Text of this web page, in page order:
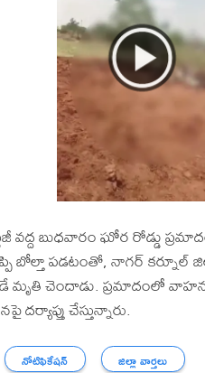
వద్ద బుధవారం ఘోర రోడ్డు
బోల్తా పడటంతో, నాగర్ కర్నూల్
మృతి చెందాడు. ప్రమాదంలో
చేస్తున్నారు.
నోటిఫికేషన్ జిల్లా వార్తలు